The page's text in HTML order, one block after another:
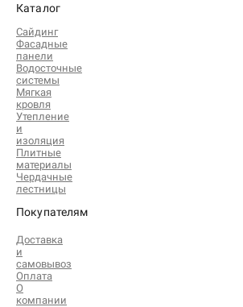
Каталог
Сайдинг
Фасадные
панели
Водосточные
системы
Мягкая
кровля
Утепление
и
изоляция
Плитные
материалы
Чердачные
лестницы
Покупателям
Доставка
и
самовывоз
Оплата
О
компании